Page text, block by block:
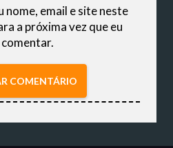
nome, email e site neste
a próxima vez que eu
comentar.
COMENTÁRIO